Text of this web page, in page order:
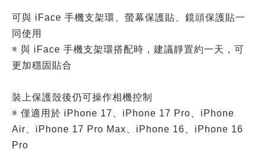
可與 iFace 手機支架環、螢幕保護貼、鏡頭保護貼一
同使用
※ 與 iFace 手機支架環搭配時，建議靜置約一天，可
更加穩固貼合
裝上保護殼後仍可操作相機控制
※ 僅適用於 iPhone 17、iPhone 17 Pro、iPhone
Air、iPhone 17 Pro Max、iPhone 16、iPhone 16
Pro